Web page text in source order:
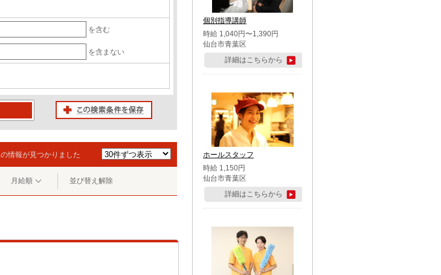
を含む
を含まない
の情報が見つかりました
月給順 並び替え解除
個別指導講師
時給 1,040円〜1,390円
仙台市青葉区
詳細はこちらから
ホールスタッフ
時給 1,150円
仙台市青葉区
詳細はこちらから